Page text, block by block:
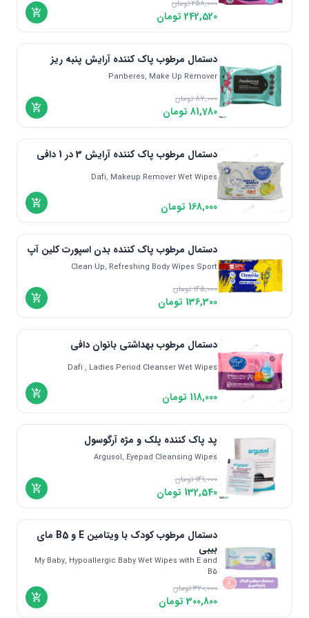
متفرقه
تحت لیسانس چک | Czech
هلند | Nederland
لهستان | Poland
هند | India
تحت لیسانس ترکیه | Turkey
آفریقای جنوبی | South Of Africa
تحت لیسانس ایرلند | Ireland
ژاپن | Japan
تحت لیسانس آمریکا | America
ویتنام
چین | China
مکزیک | Mexico
ویتنام | Vietnam
دانمارک | Denmark
مالزی | Malaysia
یونان | Greece
258,000تومان
242,520تومان
دستمال مرطوب پاک کننده آرایش پنبه ریز
Panberes, Make Up Remover
87,000تومان
81,780 تومان
دستمال مرطوب پاک کننده آرایش 3 در 1 دافی
Dafi, Makeup Remover Wet Wipes
168,000 تومان
دستمال مرطوب پاک کننده بدن اسپورت کلین آپ
Clean Up, Refreshing Body Wipes Sport
145,000تومان
136,300 تومان
دستمال مرطوب بهداشتی بانوان دافی
Dafi , Ladies Period Cleanser Wet Wipes
118,000 تومان
پد پاک کننده پلک و مژه آرگوسول
Argusol, Eyepad Cleansing Wipes
141,000تومان
132,540 تومان
دستمال مرطوب کودک با ویتامین E و B5 مای
بیبی
My Baby, Hypoallergic Baby Wet Wipes with E and
B5
320,000تومان
300,800 تومان